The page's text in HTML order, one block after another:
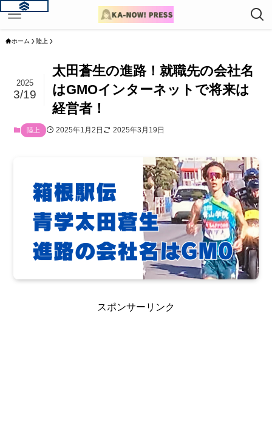
ホーム 陸上
太田蒼生の進路！就職先の会社名
はGMOインターネットで将来は
経営者！
2025
3/19
陸上 2025年1月2日 2025年3月19日
スポンサーリンク